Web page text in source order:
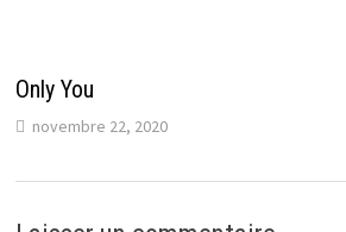
Only You
novembre 22, 2020